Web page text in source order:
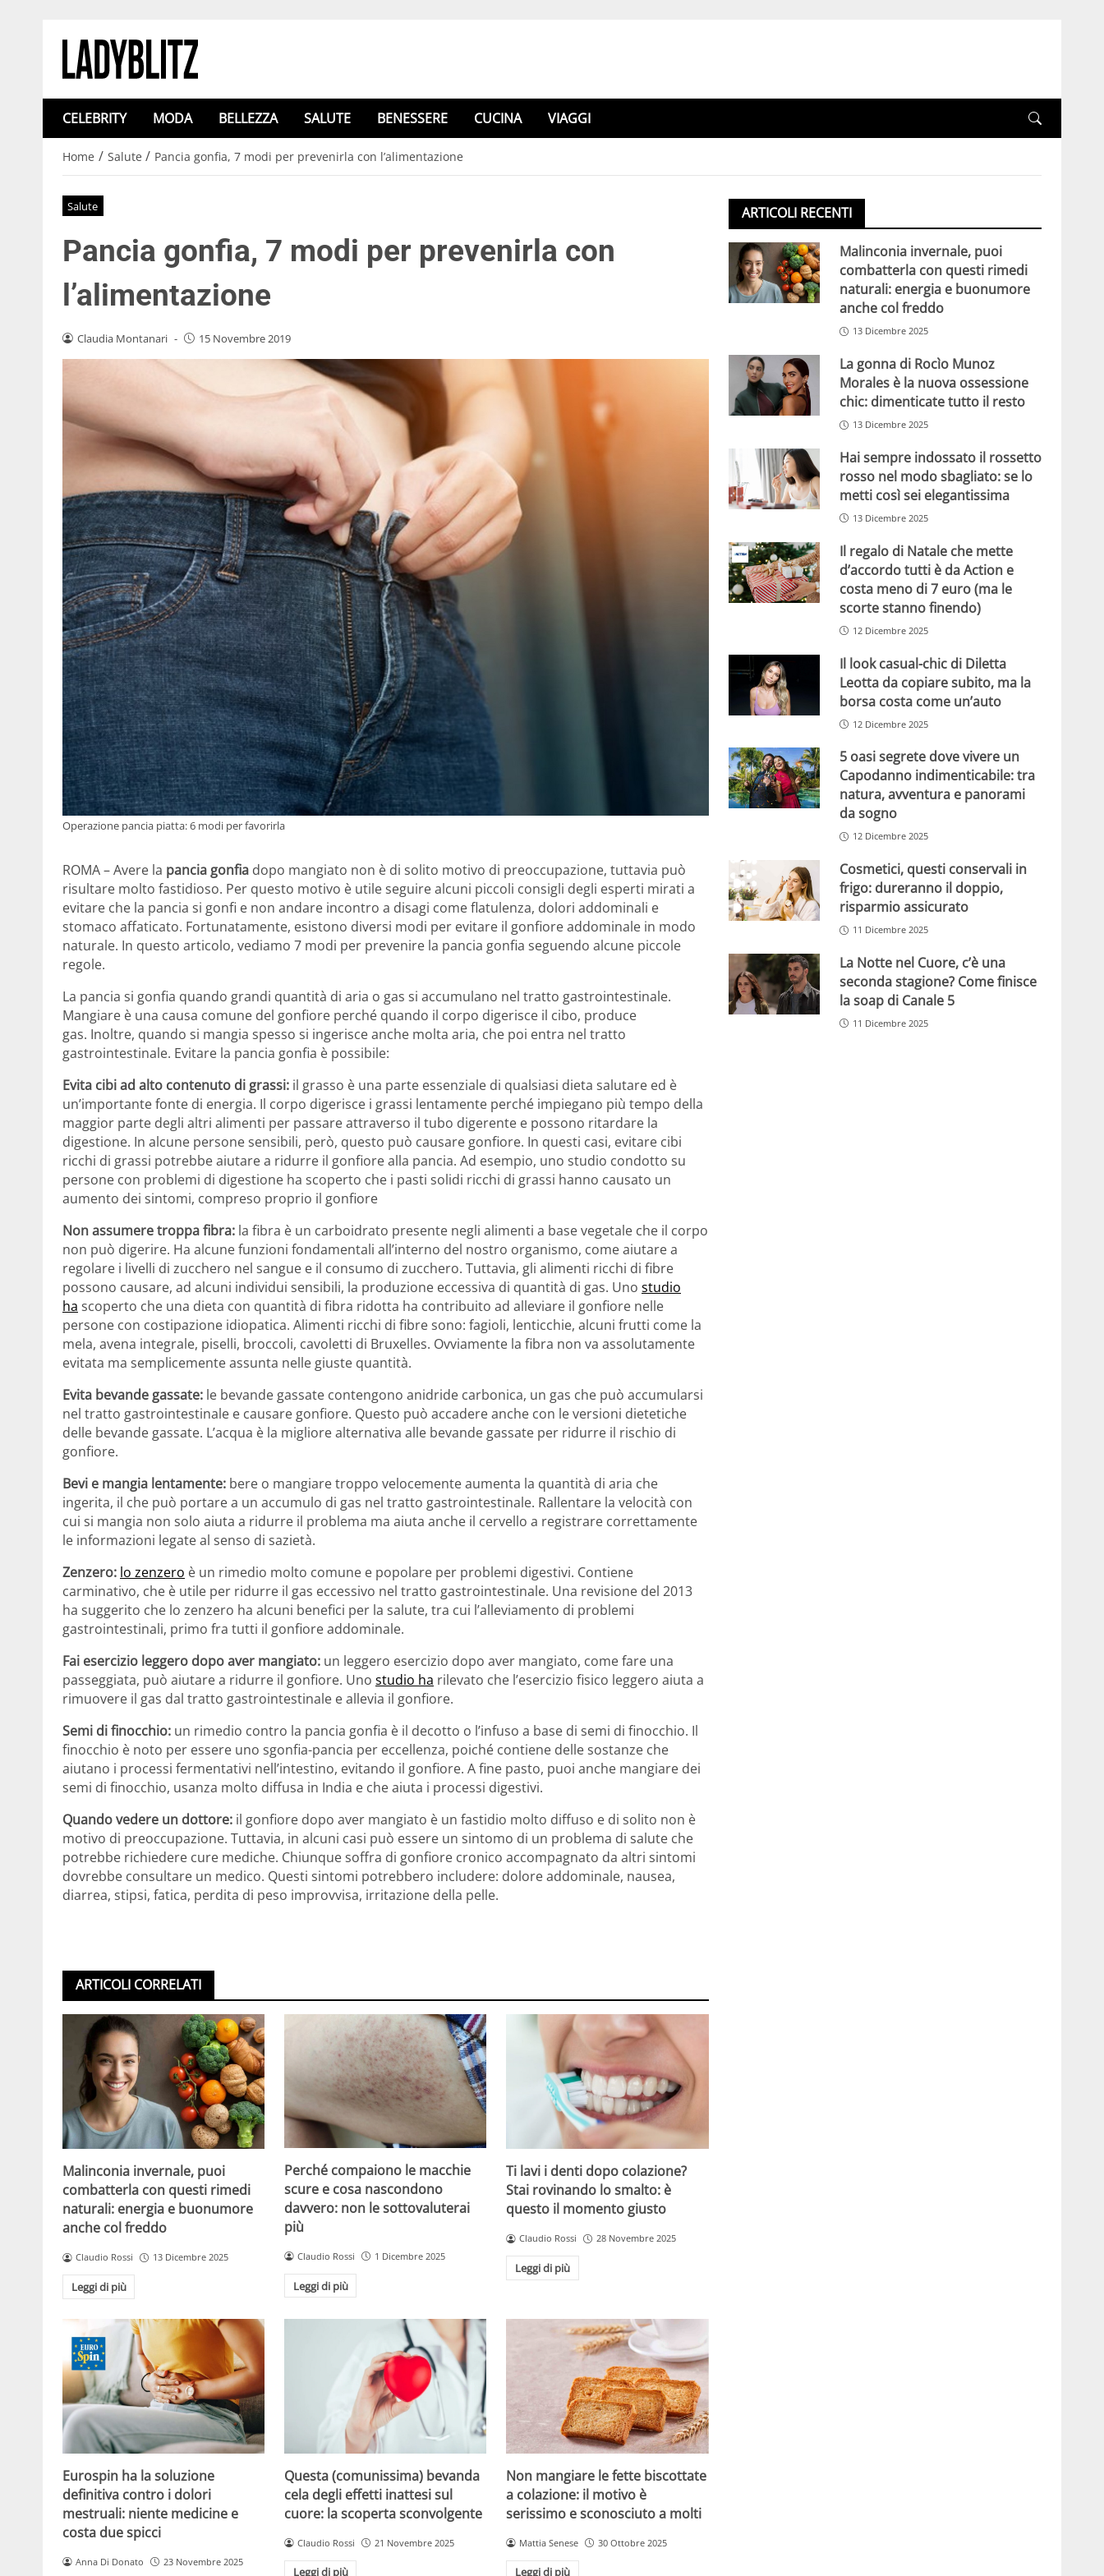
CELEBRITY MODA BELLEZZA SALUTE BENESSERE CUCINA VIAGGI
Home / Salute / Pancia gonfia, 7 modi per prevenirla con l’alimentazione
Salute
Pancia gonfia, 7 modi per prevenirla con
l’alimentazione
Claudia Montanari - 15 Novembre 2019
Operazione pancia piatta: 6 modi per favorirla
ROMA – Avere la pancia gonfia dopo mangiato non è di solito motivo di preoccupazione, tuttavia può
risultare molto fastidioso. Per questo motivo è utile seguire alcuni piccoli consigli degli esperti mirati a
evitare che la pancia si gonfi e non andare incontro a disagi come flatulenza, dolori addominali e
stomaco affaticato. Fortunatamente, esistono diversi modi per evitare il gonfiore addominale in modo
naturale. In questo articolo, vediamo 7 modi per prevenire la pancia gonfia seguendo alcune piccole
regole.
La pancia si gonfia quando grandi quantità di aria o gas si accumulano nel tratto gastrointestinale.
Mangiare è una causa comune del gonfiore perché quando il corpo digerisce il cibo, produce
gas. Inoltre, quando si mangia spesso si ingerisce anche molta aria, che poi entra nel tratto
gastrointestinale. Evitare la pancia gonfia è possibile:
Evita cibi ad alto contenuto di grassi: il grasso è una parte essenziale di qualsiasi dieta salutare ed è
un’importante fonte di energia. Il corpo digerisce i grassi lentamente perché impiegano più tempo della
maggior parte degli altri alimenti per passare attraverso il tubo digerente e possono ritardare la
digestione. In alcune persone sensibili, però, questo può causare gonfiore. In questi casi, evitare cibi
ricchi di grassi potrebbe aiutare a ridurre il gonfiore alla pancia. Ad esempio, uno studio condotto su
persone con problemi di digestione ha scoperto che i pasti solidi ricchi di grassi hanno causato un
aumento dei sintomi, compreso proprio il gonfiore
Non assumere troppa fibra: la fibra è un carboidrato presente negli alimenti a base vegetale che il corpo
non può digerire. Ha alcune funzioni fondamentali all’interno del nostro organismo, come aiutare a
regolare i livelli di zucchero nel sangue e il consumo di zucchero. Tuttavia, gli alimenti ricchi di fibre
possono causare, ad alcuni individui sensibili, la produzione eccessiva di quantità di gas. Uno studio
ha scoperto che una dieta con quantità di fibra ridotta ha contribuito ad alleviare il gonfiore nelle
persone con costipazione idiopatica. Alimenti ricchi di fibre sono: fagioli, lenticchie, alcuni frutti come la
mela, avena integrale, piselli, broccoli, cavoletti di Bruxelles. Ovviamente la fibra non va assolutamente
evitata ma semplicemente assunta nelle giuste quantità.
Evita bevande gassate: le bevande gassate contengono anidride carbonica, un gas che può accumularsi
nel tratto gastrointestinale e causare gonfiore. Questo può accadere anche con le versioni dietetiche
delle bevande gassate. L’acqua è la migliore alternativa alle bevande gassate per ridurre il rischio di
gonfiore.
Bevi e mangia lentamente: bere o mangiare troppo velocemente aumenta la quantità di aria che
ingerita, il che può portare a un accumulo di gas nel tratto gastrointestinale. Rallentare la velocità con
cui si mangia non solo aiuta a ridurre il problema ma aiuta anche il cervello a registrare correttamente
le informazioni legate al senso di sazietà.
Zenzero: lo zenzero è un rimedio molto comune e popolare per problemi digestivi. Contiene
carminativo, che è utile per ridurre il gas eccessivo nel tratto gastrointestinale. Una revisione del 2013
ha suggerito che lo zenzero ha alcuni benefici per la salute, tra cui l’alleviamento di problemi
gastrointestinali, primo fra tutti il gonfiore addominale.
Fai esercizio leggero dopo aver mangiato: un leggero esercizio dopo aver mangiato, come fare una
passeggiata, può aiutare a ridurre il gonfiore. Uno studio ha rilevato che l’esercizio fisico leggero aiuta a
rimuovere il gas dal tratto gastrointestinale e allevia il gonfiore.
Semi di finocchio: un rimedio contro la pancia gonfia è il decotto o l’infuso a base di semi di finocchio. Il
finocchio è noto per essere uno sgonfia-pancia per eccellenza, poiché contiene delle sostanze che
aiutano i processi fermentativi nell’intestino, evitando il gonfiore. A fine pasto, puoi anche mangiare dei
semi di finocchio, usanza molto diffusa in India e che aiuta i processi digestivi.
Quando vedere un dottore: il gonfiore dopo aver mangiato è un fastidio molto diffuso e di solito non è
motivo di preoccupazione. Tuttavia, in alcuni casi può essere un sintomo di un problema di salute che
potrebbe richiedere cure mediche. Chiunque soffra di gonfiore cronico accompagnato da altri sintomi
dovrebbe consultare un medico. Questi sintomi potrebbero includere: dolore addominale, nausea,
diarrea, stipsi, fatica, perdita di peso improvvisa, irritazione della pelle.
ARTICOLI CORRELATI
Malinconia invernale, puoi
combatterla con questi rimedi
naturali: energia e buonumore
anche col freddo
Claudio Rossi 13 Dicembre 2025
Leggi di più
Perché compaiono le macchie
scure e cosa nascondono
davvero: non le sottovaluterai
più
Claudio Rossi 1 Dicembre 2025
Leggi di più
Ti lavi i denti dopo colazione?
Stai rovinando lo smalto: è
questo il momento giusto
Claudio Rossi 28 Novembre 2025
Leggi di più
Eurospin ha la soluzione
definitiva contro i dolori
mestruali: niente medicine e
costa due spicci
Anna Di Donato 23 Novembre 2025
Questa (comunissima) bevanda
cela degli effetti inattesi sul
cuore: la scoperta sconvolgente
Claudio Rossi 21 Novembre 2025
Leggi di più
Non mangiare le fette biscottate
a colazione: il motivo è
serissimo e sconosciuto a molti
Mattia Senese 30 Ottobre 2025
Leggi di più
ARTICOLI RECENTI
Malinconia invernale, puoi
combatterla con questi rimedi
naturali: energia e buonumore
anche col freddo
13 Dicembre 2025
La gonna di Rocìo Munoz
Morales è la nuova ossessione
chic: dimenticate tutto il resto
13 Dicembre 2025
Hai sempre indossato il rossetto
rosso nel modo sbagliato: se lo
metti così sei elegantissima
13 Dicembre 2025
Il regalo di Natale che mette
d’accordo tutti è da Action e
costa meno di 7 euro (ma le
scorte stanno finendo)
12 Dicembre 2025
Il look casual-chic di Diletta
Leotta da copiare subito, ma la
borsa costa come un’auto
12 Dicembre 2025
5 oasi segrete dove vivere un
Capodanno indimenticabile: tra
natura, avventura e panorami
da sogno
12 Dicembre 2025
Cosmetici, questi conservali in
frigo: dureranno il doppio,
risparmio assicurato
11 Dicembre 2025
La Notte nel Cuore, c’è una
seconda stagione? Come finisce
la soap di Canale 5
11 Dicembre 2025